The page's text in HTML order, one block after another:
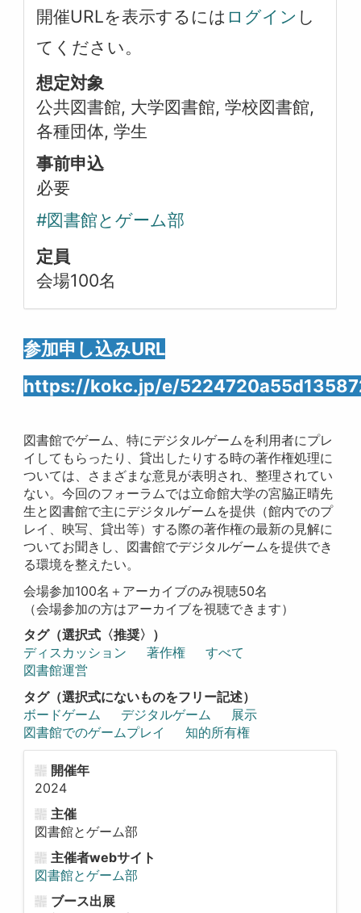
開催URLを表示するには ログイン し
てください。
想定対象
公共図書館, 大学図書館, 学校図書館,
各種団体, 学生
事前申込
必要
#図書館とゲーム部
定員
会場100名
参加申し込みURL
https://kokc.jp/e/
図書館でゲーム、特にデジタルゲームを利用者にプレ
イしてもらったり、貸出したりする時の著作権処理に
ついては、さまざまな意見が表明され、整理されてい
ない。今回のフォーラムでは立命館大学の宮脇正晴先
生と図書館で主にデジタルゲームを提供（館内でのプ
レイ、映写、貸出等）する際の著作権の最新の見解に
ついてお聞きし、図書館でデジタルゲームを提供でき
る環境を整えたい。
会場参加100名＋アーカイブのみ視聴50名
（会場参加の方はアーカイブを視聴できます）
タグ（選択式〈推奨〉）
ディスカッション
著作権
すべて
図書館運営
タグ（選択式にないものをフリー記述）
ボードゲーム
デジタルゲーム
展示
図書館でのゲームプレイ
知的所有権
開催年
2024
主催
図書館とゲーム部
主催者webサイト
図書館とゲーム部
ブース出展